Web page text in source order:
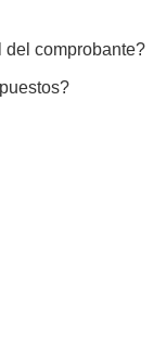
del comprobante?